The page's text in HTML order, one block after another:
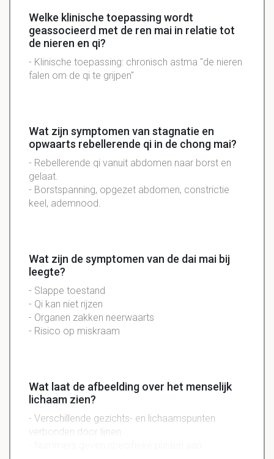
Welke klinische toepassing wordt
geassocieerd met de ren mai in relatie tot
de nieren en qi?
- Klinische toepassing: chronisch astma "de nieren
falen om de qi te grijpen"
Wat zijn symptomen van stagnatie en
opwaarts rebellerende qi in de chong mai?
- Rebellerende qi vanuit abdomen naar borst en
gelaat.
- Borstspanning, opgezet abdomen, constrictie
keel, ademnood.
Wat zijn de symptomen van de dai mai bij
leegte?
- Slappe toestand
- Qi kan niet rijzen
- Organen zakken neerwaarts
- Risico op miskraam
Wat laat de afbeelding over het menselijk
lichaam zien?
- Verschillende gezichts- en lichaamspunten
verbonden door lijnen